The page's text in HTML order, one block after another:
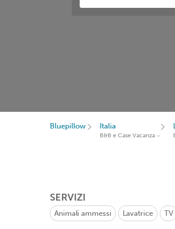
Bluepillow Italia
B&B e Case Vacanza
SERVIZI
Animali ammessi Lavatrice TV